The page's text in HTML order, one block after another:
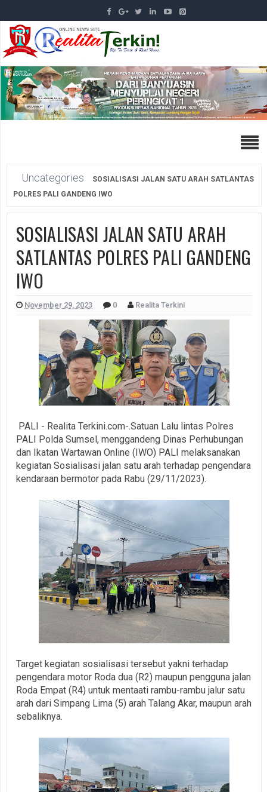
Uncategories
SOSIALISASI JALAN SATU ARAH SATLANTAS
POLRES PALI GANDENG IWO
SOSIALISASI JALAN SATU ARAH
SATLANTAS POLRES PALI GANDENG
IWO
November 29, 2023 0 Realita Terkini
PALI - Realita Terkini.com-.Satuan Lalu lintas Polres
PALI Polda Sumsel, menggandeng Dinas Perhubungan
dan Ikatan Wartawan Online (IWO) PALI melaksanakan
kegiatan Sosialisasi jalan satu arah terhadap pengendara
kendaraan bermotor pada Rabu (29/11/2023).
Target kegiatan sosialisasi tersebut yakni terhadap
pengendara motor Roda dua (R2) maupun pengguna jalan
Roda Empat (R4) untuk mentaati rambu-rambu jalur satu
arah dari Simpang Lima (5) arah Talang Akar, maupun arah
sebaliknya.